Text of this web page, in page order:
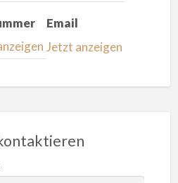
Email
Jetzt anzeigen